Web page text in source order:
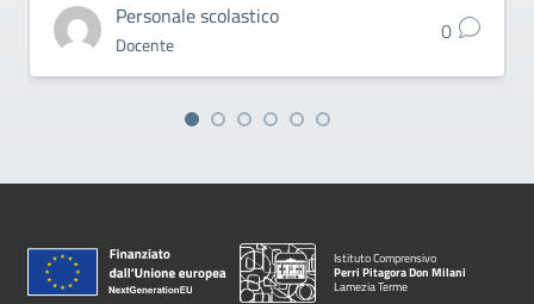
Personale scolastico
Docente 0
Istituto Comprensivo
Perri Pitagora Don Milani
Lamezia Terme